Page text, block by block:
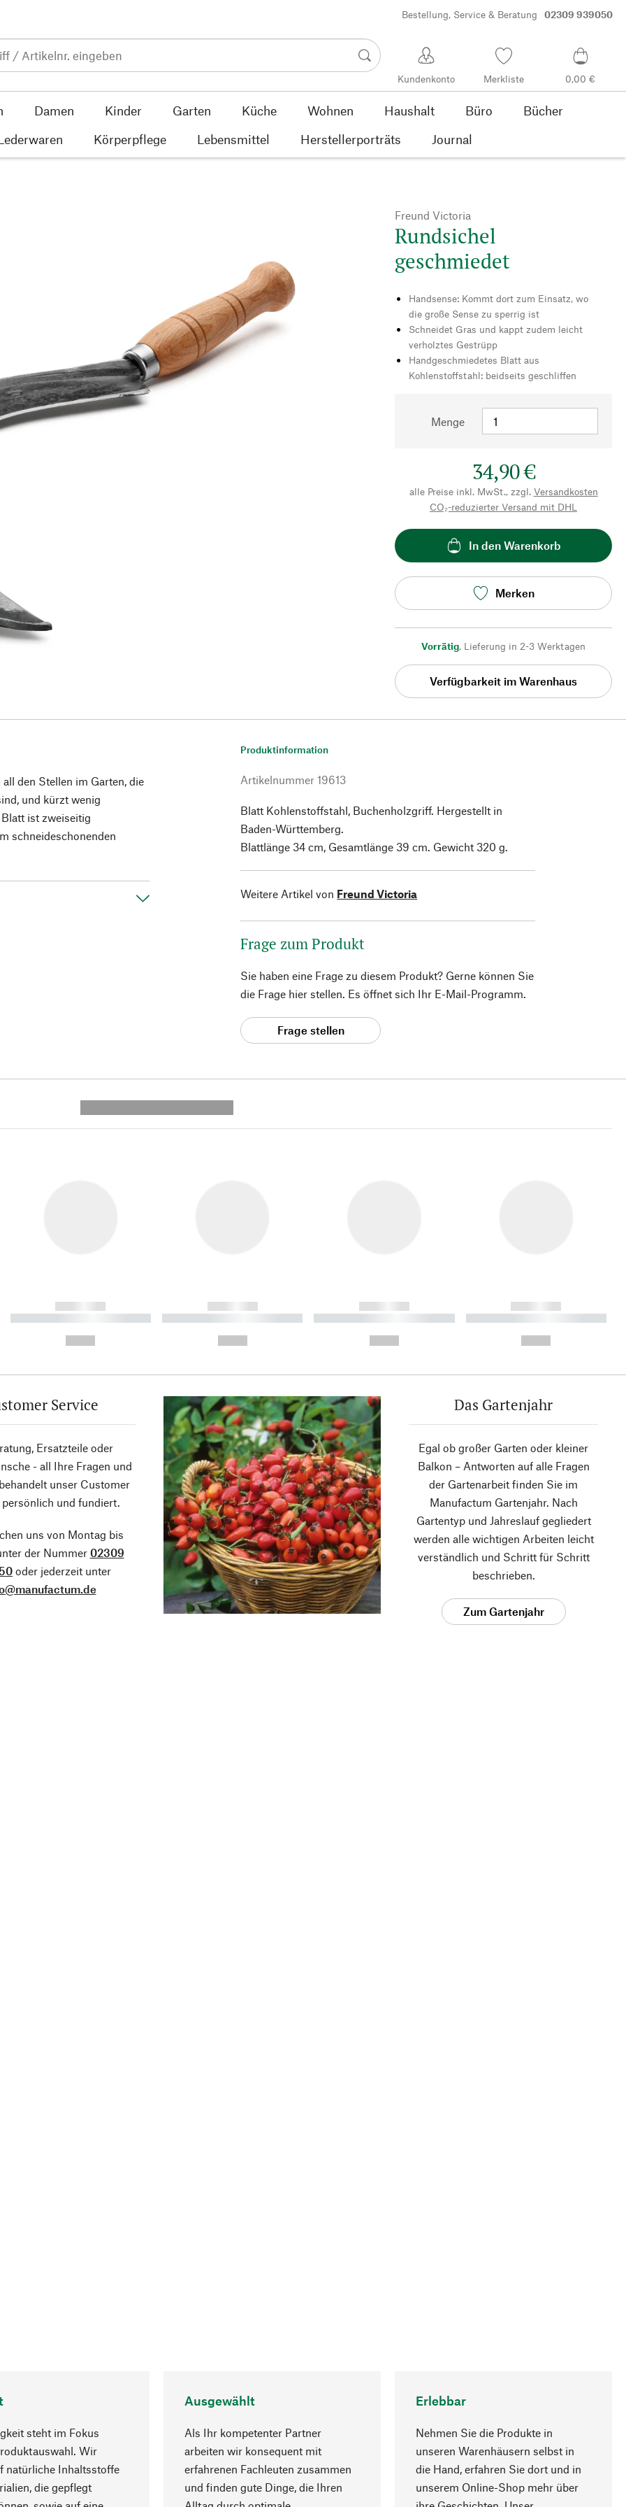
Bestellung, Service & Beratung 02309 939050
Kundenkonto Merkliste 0,00 €
Damen Kinder Garten Küche Wohnen Haushalt Büro
Bücher
Körperpflege Lebensmittel Herstellerporträts Journal
Freund Victoria
Rundsichel
geschmiedet
Handsense: Kommt dort zum Einsatz, wo
die große Sense zu sperrig ist
Schneidet Gras und kappt zudem leicht
verholztes Gestrüpp
Handgeschmiedetes Blatt aus
Kohlenstoffstahl: beidseits geschliffen
Menge
34,90 €
alle Preise inkl. MwSt., zzgl. Versandkosten
CO₂-reduzierter Versand mit DHL
In den Warenkorb
Merken
Vorrätig, Lieferung in 2-3 Werktagen
Verfügbarkeit im Warenhaus
den Stellen im Garten, die
und kürzt wenig
ist zweiseitig
schneideschonenden
Produktinformation
Artikelnummer 19613
Blatt Kohlenstoffstahl, Buchenholzgriff. Hergestellt in
Baden-Württemberg.
Blattlänge 34 cm, Gesamtlänge 39 cm. Gewicht 320 g.
Weitere Artikel von Freund Victoria
Frage zum Produkt
Sie haben eine Frage zu diesem Produkt? Gerne können Sie
die Frage hier stellen. Es öffnet sich Ihr E-Mail-Programm.
Frage stellen
------------
----------- ----------- ----------
------------
----------- ----------- ----------
------------
----------- ----------- ----------
------------
----------- ----------- ----------
Service
Ersatzteile oder
- all Ihre Fragen und
unser Customer
persönlich und fundiert.
uns von Montag bis
der Nummer 02309
oder jederzeit unter
Das Gartenjahr
Egal ob großer Garten oder kleiner
Balkon – Antworten auf alle Fragen
der Gartenarbeit finden Sie im
Manufactum Gartenjahr. Nach
Gartentyp und Jahreslauf gegliedert
werden alle wichtigen Arbeiten leicht
verständlich und Schritt für Schritt
beschrieben.
Zum Gartenjahr
steht im Fokus
Wir
natürliche Inhaltsstoffe
die gepflegt
Ausgewählt
Als Ihr kompetenter Partner
arbeiten wir konsequent mit
erfahrenen Fachleuten zusammen
und finden gute Dinge, die Ihren
Erlebbar
Nehmen Sie die Produkte in
unseren Warenhäusern selbst in
die Hand, erfahren Sie dort und in
unserem Online-Shop mehr über